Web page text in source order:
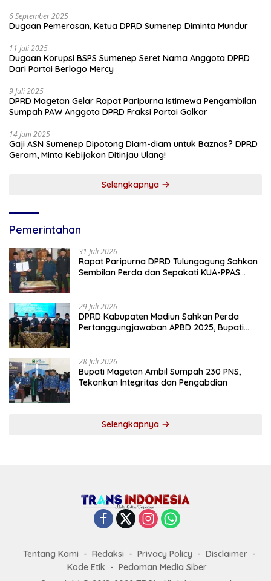
6 September 2025
Dugaan Pemerasan, Ketua DPRD Sumenep Diminta Mundur
11 Juli 2025
Dugaan Korupsi BSPS Sumenep Seret Nama Anggota DPRD
Dari Partai Berlogo Mercy
9 Juli 2025
DPRD Magetan Gelar Rapat Paripurna Istimewa Pengambilan
Sumpah PAW Anggota DPRD Fraksi Partai Golkar
14 Juni 2025
Gaji ASN Sumenep Dipotong Diam-diam untuk Baznas? DPRD
Geram, Minta Kebijakan Ditinjau Ulang!
Selengkapnya
Pemerintahan
31 Juli 2026
Rapat Paripurna DPRD Tulungagung Sahkan
Sembilan Perda dan Sepakati KUA-PPAS
29 Juli 2026
DPRD Kabupaten Madiun Sahkan Perda
Pertanggungjawaban APBD 2025, Bupati
28 Juli 2026
Bupati Magetan Ambil Sumpah 230 PNS,
Tekankan Integritas dan Pengabdian
Selengkapnya
Tentang Kami Redaksi Privacy Policy
Disclaimer
Kode Etik
Pedoman Media Siber